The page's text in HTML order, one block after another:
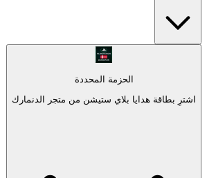
الحزمة المحددة
اشترِ بطاقة هدايا بلاي ستيشن من متجر الدنمارك